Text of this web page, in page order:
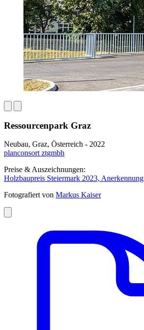
Ressourcenpark Graz
Neubau, Graz, Österreich - 2022
planconsort ztgmbh
Preise & Auszeichnungen:
Holzbaupreis Steiermark 2023, Anerkennung
Fotografiert von Markus Kaiser